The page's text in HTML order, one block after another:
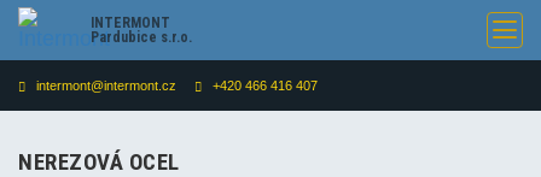
INTERMONT
Pardubice s.r.o.
intermont@intermont.cz +420 466 416 407
NEREZOVÁ OCEL